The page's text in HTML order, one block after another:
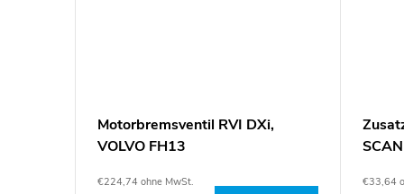
Motorbremsventil RVI DXi,
VOLVO FH13
€224,74 ohne MwSt. €33,64